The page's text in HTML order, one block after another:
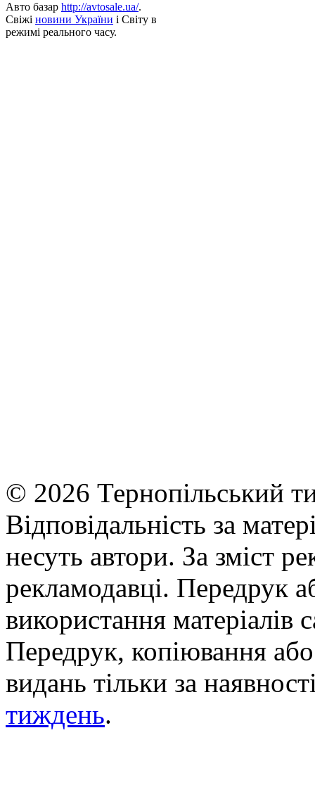
Авто базар http://avtosale.ua/.
Свіжі новини України і Світу в
режимі реального часу.
© 2026 Тернопільський
Відповідальність за
несуть автори. За зміст
рекламодавці. Передрук
використання матеріалів
Передрук, копіювання
видань тільки за
тиждень.